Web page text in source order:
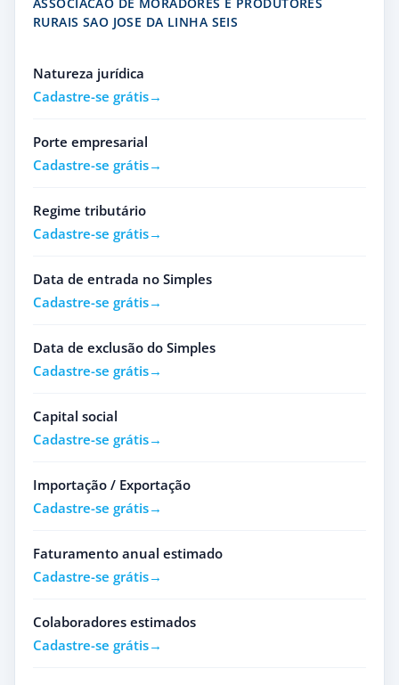
RURAIS SAO JOSE DA LINHA SEIS
Natureza jurídica
Cadastre-se grátis
Porte empresarial
Cadastre-se grátis
Regime tributário
Cadastre-se grátis
Data de entrada no Simples
Cadastre-se grátis
Data de exclusão do Simples
Cadastre-se grátis
Capital social
Cadastre-se grátis
Importação / Exportação
Cadastre-se grátis
Faturamento anual estimado
Cadastre-se grátis
Colaboradores estimados
Cadastre-se grátis